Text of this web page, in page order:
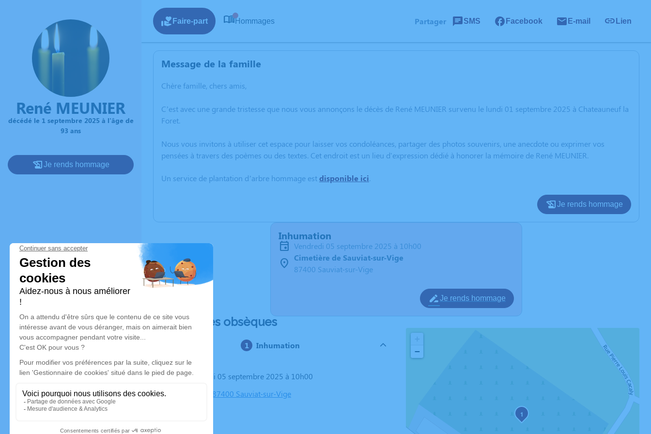
René MEUNIER
décédé le 1 septembre 2025 à l'âge de
93 ans
Je rends hommage
Faire-part Hommages Partager SMS Facebook E-mail Lien
Message de la famille
Chère famille, chers amis,
C’est avec une grande tristesse que nous vous annonçons le décès de René MEUNIER survenu le lundi 01 septembre 2025 à Chateauneuf la
Foret.
Nous vous invitons à utiliser cet espace pour laisser vos condoléances, partager des photos souvenirs, une anecdote ou exprimer vos
pensées à travers des poèmes ou des textes. Cet endroit est un lieu d'expression dédié à honorer la mémoire de René MEUNIER.
Un service de plantation d’arbre hommage estdisponible ici.
Je rends hommage
Inhumation
vendredi 05 septembre 2025 à 10h00
Cimetière de Sauviat-sur-Vige
87400 Sauviat-sur-Vige
Je rends hommage
Déroulé des obsèques
Inhumation
Le vendredi 05 septembre 2025 à 10h00
Cimetière, 87400 Sauviat-sur-Vige
1
−